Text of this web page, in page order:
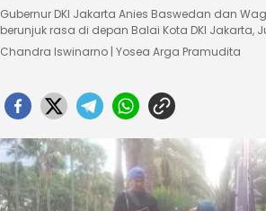
Gubernur DKI Jakarta Anies Baswedan dan
berunjuk rasa di depan Balai Kota DKI Jakarta,
Chandra Iswinarno | Yosea Arga Pramudita